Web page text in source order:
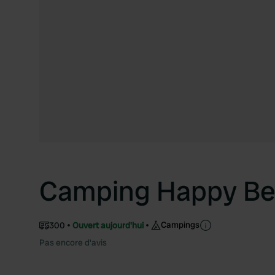
Camping Happy
300 Ouvert aujourd'hui
Campings
Pas encore d'avis